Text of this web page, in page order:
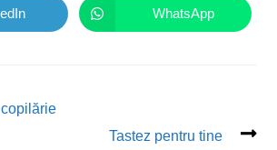
WhatsApp
Tastez pentru tine